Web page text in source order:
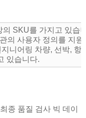
의 SKU를 가지고 있습
의 사용자 정의를 지원
니어링 차량, 선박, 항
있습니다.
종 품질 검사 빅 데이